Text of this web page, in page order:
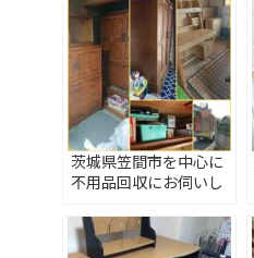
茨城県笠間市を中心に
不用品回収にお伺いし